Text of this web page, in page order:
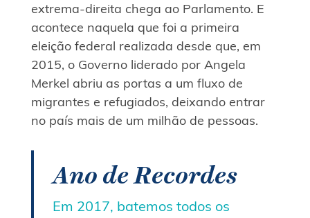
extrema-direita chega ao Parlamento. E
acontece naquela que foi a primeira
eleição federal realizada desde que, em
2015, o Governo liderado por Angela
Merkel abriu as portas a um fluxo de
migrantes e refugiados, deixando entrar
no país mais de um milhão de pessoas.
Ano de Recordes
Em 2017, batemos todos os